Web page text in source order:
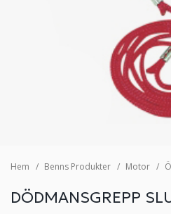
Hem Benns Produkter Motor
DÖDMANSGREPP